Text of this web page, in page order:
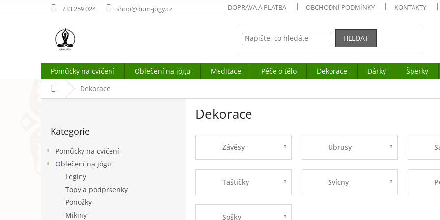
na
733 259 024 shop@dum-jogy.cz DOPRAVA A PLATBA OBCHODNÍ PODMÍNKY KONTAKTY
HLEDAT
Pomůcky na cvičení Oblečení na jógu Meditace Péče o tělo Dekorace Dárky Šperky
Domů Dekorace
kategorie
Kategorie
Pomůcky na cvičení
Oblečení na jógu
Legíny
Topy a podprsenky
Ponožky
Mikiny
Dekorace
Závěsy Ubrusy
Taštičky Svícny
Sošky